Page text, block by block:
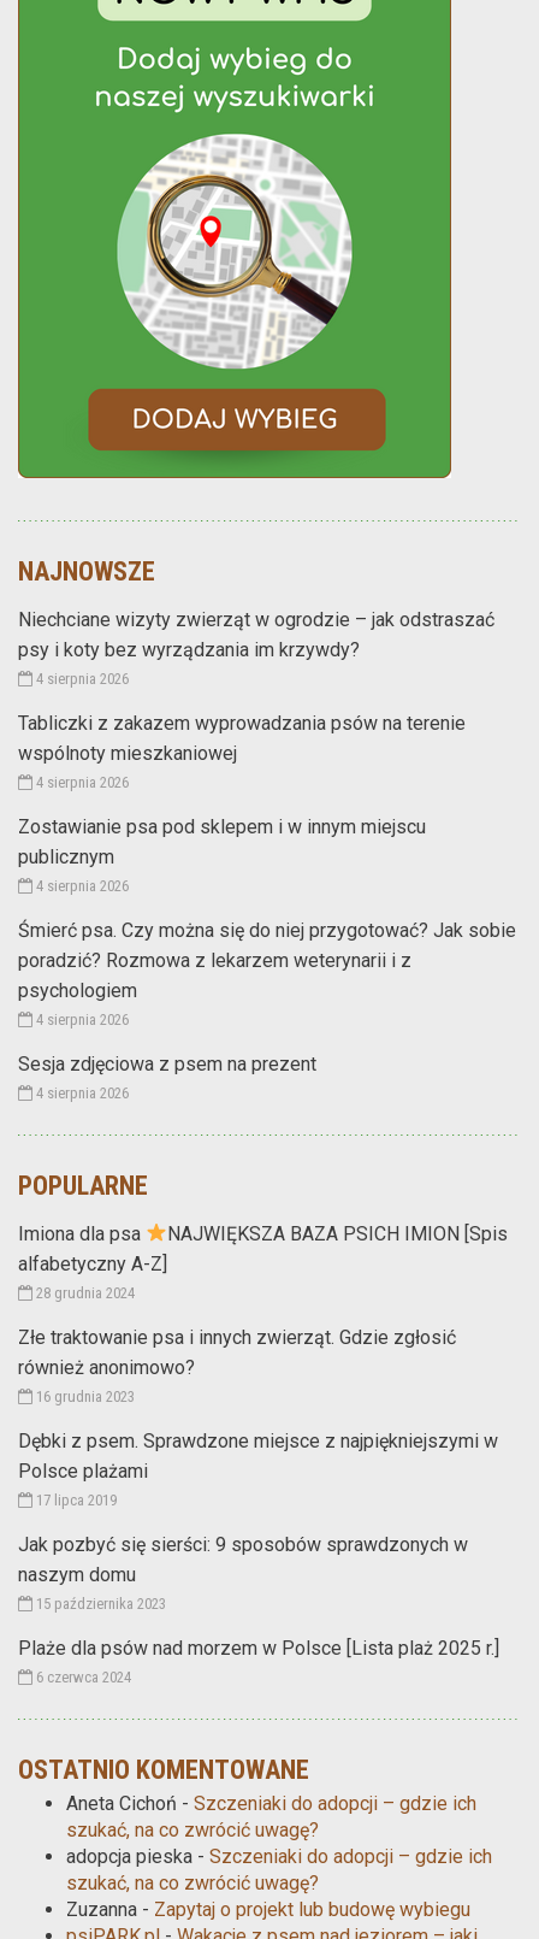
NAJNOWSZE
Niechciane wizyty zwierząt w ogrodzie – jak odstraszać
psy i koty bez wyrządzania im krzywdy?
4 sierpnia 2026
Tabliczki z zakazem wyprowadzania psów na terenie
wspólnoty mieszkaniowej
4 sierpnia 2026
Zostawianie psa pod sklepem i w innym miejscu
publicznym
4 sierpnia 2026
Śmierć psa. Czy można się do niej przygotować? Jak sobie
poradzić? Rozmowa z lekarzem weterynarii i z
psychologiem
4 sierpnia 2026
Sesja zdjęciowa z psem na prezent
4 sierpnia 2026
POPULARNE
Imiona dla psa
NAJWIĘKSZA BAZA PSICH IMION [Spis
alfabetyczny A-Z]
28 grudnia 2024
Złe traktowanie psa i innych zwierząt. Gdzie zgłosić
również anonimowo?
16 grudnia 2023
Dębki z psem. Sprawdzone miejsce z najpiękniejszymi w
Polsce plażami
17 lipca 2019
Jak pozbyć się sierści: 9 sposobów sprawdzonych w
naszym domu
15 października 2023
Plaże dla psów nad morzem w Polsce [Lista plaż 2025 r.]
6 czerwca 2024
OSTATNIO KOMENTOWANE
Aneta Cichoń - Szczeniaki do adopcji – gdzie ich
szukać, na co zwrócić uwagę?
adopcja pieska - Szczeniaki do adopcji – gdzie ich
szukać, na co zwrócić uwagę?
Zuzanna - Zapytaj o projekt lub budowę wybiegu